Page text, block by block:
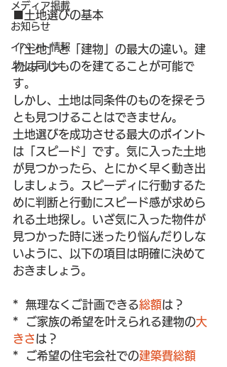
メディア掲載
お知らせ
イベント情報
インテリア
■土地選びの基本
「土地」と「建物」の最大の違い。建
物は同じものを建てることが可能で
す。
しかし、土地は同条件のものを探そう
とも見つけることはできません。
土地選びを成功させる最大のポイント
は「スピード」です。気に入った土地
が見つかったら、とにかく早く動き出
しましょう。スピーディに行動するた
めに判断と行動にスピード感が求めら
れる土地探し。いざ気に入った物件が
見つかった時に迷ったり悩んだりしな
いように、以下の項目は明確に決めて
おきましょう。
*  無理なくご計画できる総額は？
*  ご家族の希望を叶えられる建物の大
きさは？
*  ご希望の住宅会社での建築費総額